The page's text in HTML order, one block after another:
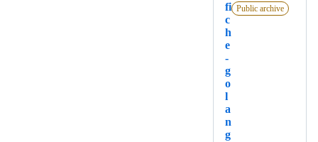
fi
c
h
e
-
g
o
l
a
n
g
Public archive